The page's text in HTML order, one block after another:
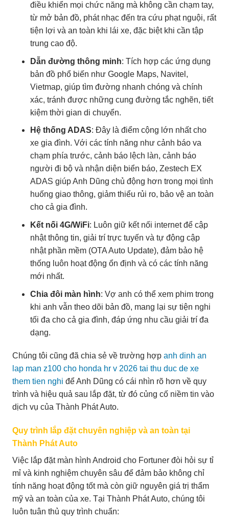
điều khiển mọi chức năng mà không cần chạm tay,
từ mở bản đồ, phát nhạc đến tra cứu phạt nguội, rất
tiện lợi và an toàn khi lái xe, đặc biệt khi cần tập
trung cao độ.
Dẫn đường thông minh: Tích hợp các ứng dụng
bản đồ phổ biến như Google Maps, Navitel,
Vietmap, giúp tìm đường nhanh chóng và chính
xác, tránh được những cung đường tắc nghẽn, tiết
kiệm thời gian di chuyển.
Hệ thống ADAS: Đây là điểm cộng lớn nhất cho
xe gia đình. Với các tính năng như cảnh báo va
chạm phía trước, cảnh báo lệch làn, cảnh báo
người đi bộ và nhận diện biển báo, Zestech EX
ADAS giúp Anh Dũng chủ động hơn trong mọi tình
huống giao thông, giảm thiểu rủi ro, bảo vệ an toàn
cho cả gia đình.
Kết nối 4G/WiFi: Luôn giữ kết nối internet để cập
nhật thông tin, giải trí trực tuyến và tự động cập
nhật phần mềm (OTA Auto Update), đảm bảo hệ
thống luôn hoạt động ổn định và có các tính năng
mới nhất.
Chia đôi màn hình: Vợ anh có thể xem phim trong
khi anh vẫn theo dõi bản đồ, mang lại sự tiện nghi
tối đa cho cả gia đình, đáp ứng nhu cầu giải trí đa
dạng.
Chúng tôi cũng đã chia sẻ về trường hợp anh dinh an
lap man z100 cho honda hr v 2026 tai thu duc de xe
them tien nghi để Anh Dũng có cái nhìn rõ hơn về quy
trình và hiệu quả sau lắp đặt, từ đó củng cố niềm tin vào
dịch vụ của Thành Phát Auto.
Quy trình lắp đặt chuyên nghiệp và an toàn tại
Thành Phát Auto
Việc lắp đặt màn hình Android cho Fortuner đòi hỏi sự tỉ
mỉ và kinh nghiệm chuyên sâu để đảm bảo không chỉ
tính năng hoạt động tốt mà còn giữ nguyên giá trị thẩm
mỹ và an toàn của xe. Tại Thành Phát Auto, chúng tôi
luôn tuân thủ quy trình chuẩn: